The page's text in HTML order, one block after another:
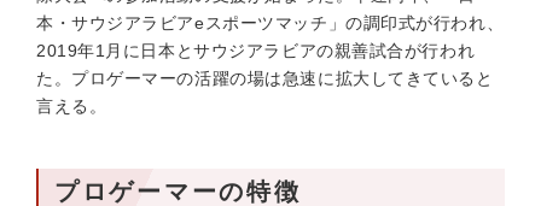
本・サウジアラビアeスポーツマッチ」の調印式が行われ、
2019年1月に日本とサウジアラビアの親善試合が行われ
た。プロゲーマーの活躍の場は急速に拡大してきていると
言える。
プロゲーマーの特徴